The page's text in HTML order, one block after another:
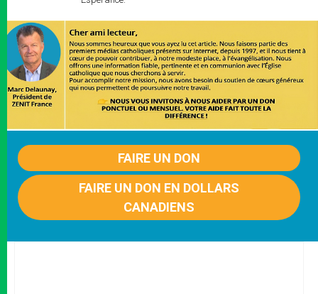
FAIRE UN DON
FAIRE UN DON EN DOLLARS
CANADIENS